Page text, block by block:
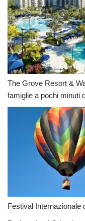
The Grove Resort &
famiglie a pochi minuti
Festival Internazionale